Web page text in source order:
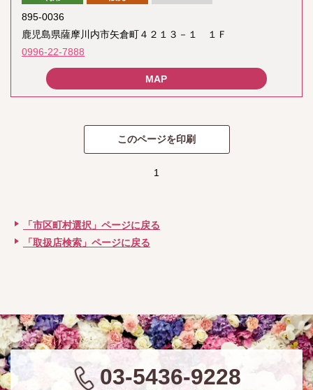
895-0036
鹿児島県薩摩川内市矢倉町４２１３－１ １Ｆ
0996-22-7888
1
「市区町村選択」ページに戻る
「取扱店検索」ページに戻る
03-5436-9228